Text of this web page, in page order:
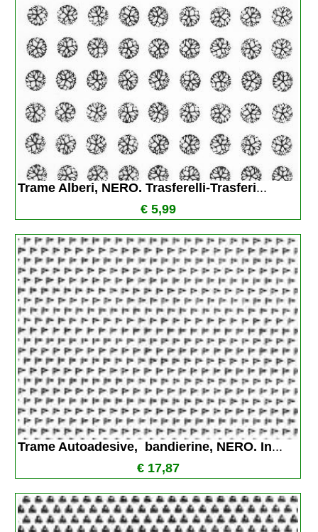
Trame Alberi, NERO. Trasferelli-Trasferi...
€ 5,99
Trame Autoadesive,  bandierine, NERO. In...
€ 17,87